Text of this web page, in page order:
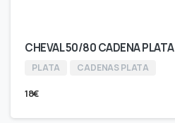
CHEVAL 50/80 CADENA PLATA
PLATA CADENAS PLATA
18€